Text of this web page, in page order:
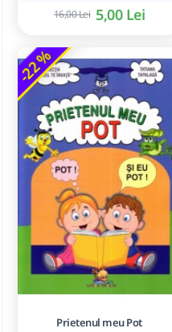
5,00 Lei
16,00 Lei
-22 %
Prietenul meu Pot